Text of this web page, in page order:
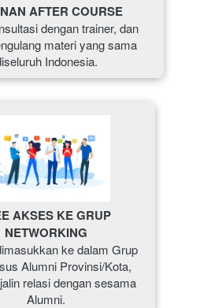
AFTER COURSE
dengan trainer, dan
materi yang sama
Indonesia.
AKSES KE GRUP
NETWORKING
ke dalam Grup
Alumni Provinsi/Kota,
relasi dengan sesama
Alumni.